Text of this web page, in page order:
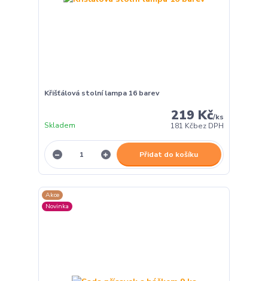
Křišťálová stolní lampa 16 barev
219 Kč/ks
181 Kčbez DPH
Skladem
Přidat do košíku
Akce
Novinka